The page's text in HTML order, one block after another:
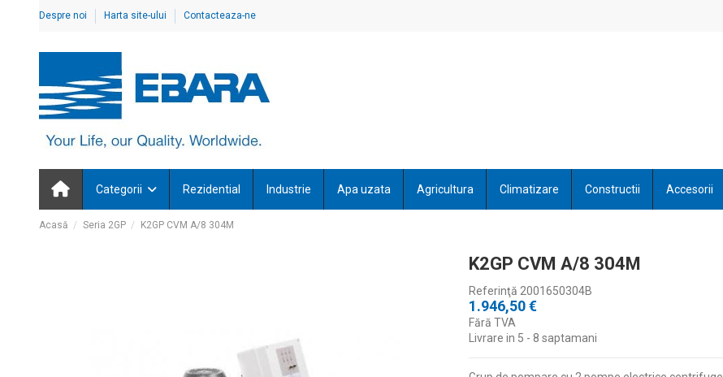
Despre noi Harta site-ului Contacteaza-ne
Categorii Rezidential Industrie Apa uzata Agricultura Climatizare Constructii Accesorii
Acasă Seria 2GP K2GP CVM A/8 304M
K2GP CVM A/8 304M
Referinţă 2001650304B
1.946,50 €
Fără TVA
Livrare in 5 - 8 saptamani